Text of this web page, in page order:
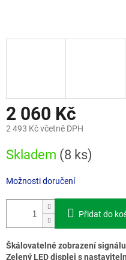
2 060 Kč
2 493 Kč včetně DPH
cena:
Skladem (8 ks)
Možnosti doručení
Přidat do
Škálovatelné zobrazení
Zelený LED displej s